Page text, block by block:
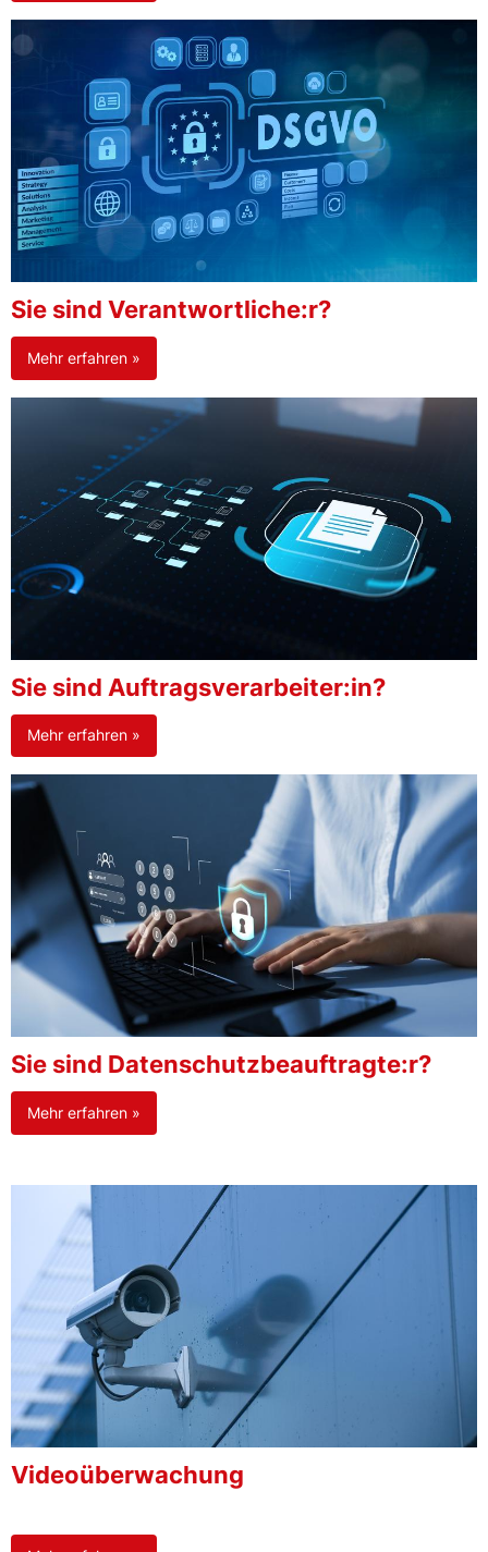
Sie sind Verantwortliche:r?
Mehr erfahren »
Sie sind Auftragsverarbeiter:in?
Mehr erfahren »
Sie sind Datenschutzbeauftragte:r?
Mehr erfahren »
Videoüberwachung